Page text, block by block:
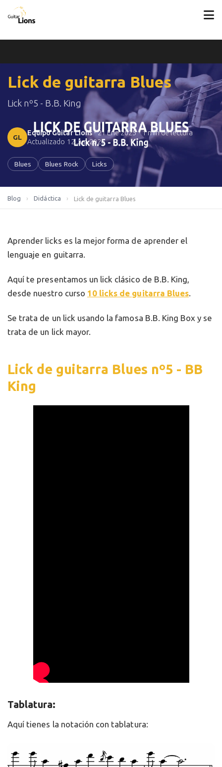
Lick de guitarra Blues
Lick nº5 - B.B. King
GL
Equipo Guitar Lions•21 Ene 2025 •1 min de lectura
Actualizado 12 Jun 2026
Blues Blues Rock Licks
Blog › Didáctica › Lick de guitarra Blues
Aprender licks es la mejor forma de aprender el
lenguaje en guitarra.
Aquí te presentamos un lick clásico de B.B. King,
desde nuestro curso 10 licks de guitarra Blues.
Se trata de un lick usando la famosa B.B. King Box y se
trata de un lick mayor.
Lick de guitarra Blues nº5 - BB
King
Tablatura:
Aquí tienes la notación con tablatura: